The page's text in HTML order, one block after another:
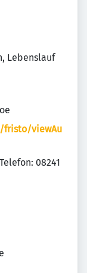
Lebenslauf
fristo/viewAu
08241